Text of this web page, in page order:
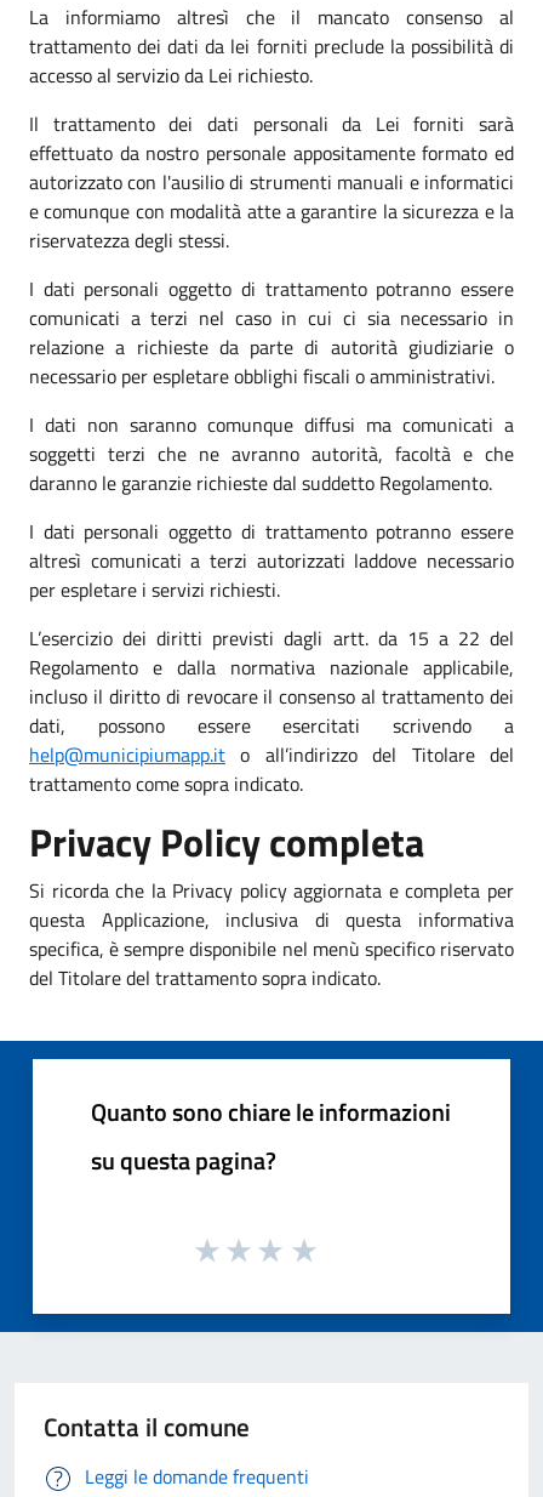
La informiamo altresì che il mancato consenso al
trattamento dei dati da lei forniti preclude la possibilità di
accesso al servizio da Lei richiesto.
Il trattamento dei dati personali da Lei forniti sarà
effettuato da nostro personale appositamente formato ed
autorizzato con l'ausilio di strumenti manuali e informatici
e comunque con modalità atte a garantire la sicurezza e la
riservatezza degli stessi.
I dati personali oggetto di trattamento potranno essere
comunicati a terzi nel caso in cui ci sia necessario in
relazione a richieste da parte di autorità giudiziarie o
necessario per espletare obblighi fiscali o amministrativi.
I dati non saranno comunque diffusi ma comunicati a
soggetti terzi che ne avranno autorità, facoltà e che
daranno le garanzie richieste dal suddetto Regolamento.
I dati personali oggetto di trattamento potranno essere
altresì comunicati a terzi autorizzati laddove necessario
per espletare i servizi richiesti.
L’esercizio dei diritti previsti dagli artt. da 15 a 22 del
Regolamento e dalla normativa nazionale applicabile,
incluso il diritto di revocare il consenso al trattamento dei
dati, possono essere esercitati scrivendo a
help@municipiumapp.it o all’indirizzo del Titolare del
trattamento come sopra indicato.
Privacy Policy completa
Si ricorda che la Privacy policy aggiornata e completa per
questa Applicazione, inclusiva di questa informativa
specifica, è sempre disponibile nel menù specifico riservato
del Titolare del trattamento sopra indicato.
Quanto sono chiare le informazioni
su questa pagina?
Contatta il comune
Leggi le domande frequenti